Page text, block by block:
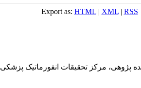
Export as: HTML| XML| RSS
پژوهی، مرکز تحقیقات انفورماتیک پزشکی